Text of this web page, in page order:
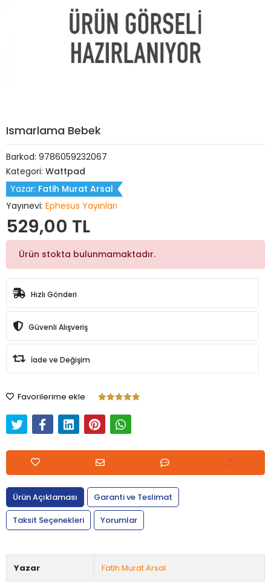
Ismarlama Bebek
Barkod: 9786059232067
Kategori: Wattpad
Yazar: Fatih Murat Arsal
Yayınevi: Ephesus Yayınları
529,00 TL
Ürün stokta bulunmamaktadır.
Hızlı Gönderi
Güvenli Alışveriş
İade ve Değişim
Favorilerime ekle
Ürün Açıklaması
Garanti ve Teslimat
Taksit Seçenekleri
Yorumlar
Yazar Fatih Murat Arsal